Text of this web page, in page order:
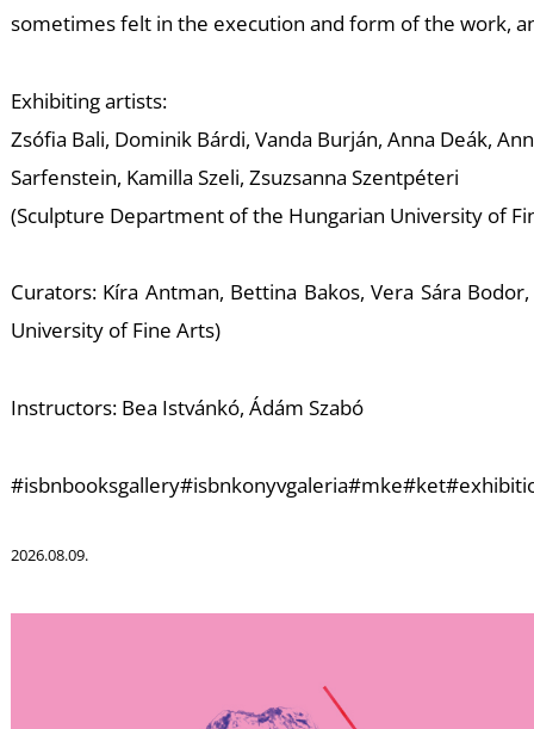
sometimes felt in the execution and form of the work,
Exhibiting artists:
Zsófia Bali, Dominik Bárdi, Vanda Burján, Anna Deák,
Sarfenstein, Kamilla Szeli, Zsuzsanna Szentpéteri
(Sculpture Department of the Hungarian University of
Curators: Kíra Antman, Bettina Bakos, Vera Sára
University of Fine Arts)
Instructors: Bea Istvánkó, Ádám Szabó
2026.08.09.